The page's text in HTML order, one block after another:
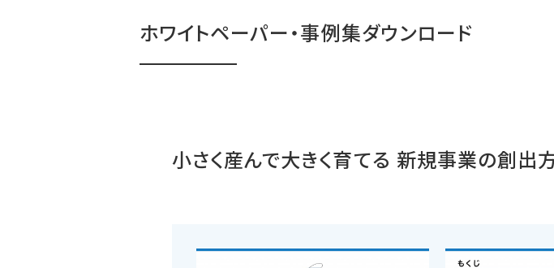
ホワイトペーパー・事例集ダウンロード
小さく産んで大きく育てる 新規事業の創出